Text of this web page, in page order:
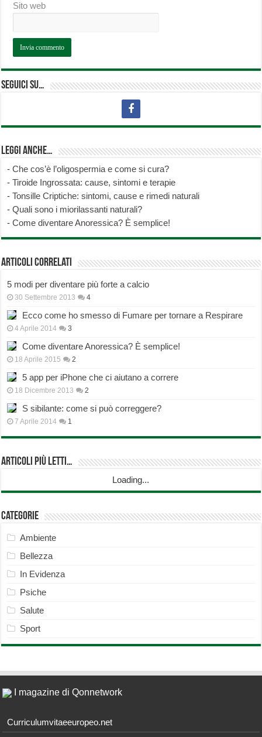
Sito web
Seguici su…
Leggi anche…
-Che cos’è l’oligospermia e come si cura?
-Tiroide Ingrossata: cause, sintomi e terapie
-Tonsille Criptiche: sintomi, cause e rimedi naturali
-Quali sono i miorilassanti naturali?
-Come diventare Anoressica? È semplice!
Articoli correlati
5 modi per diventare più forte a calcio
30 Settembre 2013 4
Ecco come ho smesso di Fumare per tornare a Respirare
4 Aprile 2014 3
Come diventare Anoressica? È semplice!
18 Aprile 2015 2
5 app per iPhone che ci aiutano a correre
18 Dicembre 2013 2
S sibilante: come si può correggere?
7 Aprile 2014 1
Articoli più Letti…
Loading...
Categorie
Ambiente
Bellezza
In Evidenza
Psiche
Salute
Sport
I magazine di Qonnetwork
Curriculumvitaeeuropeo.net